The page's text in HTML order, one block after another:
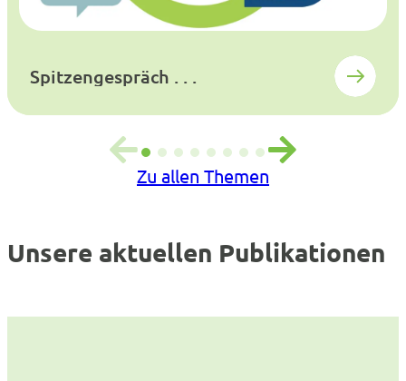
Spitzengespräch . . .
Zu allen Themen
Unsere aktuellen Publikationen